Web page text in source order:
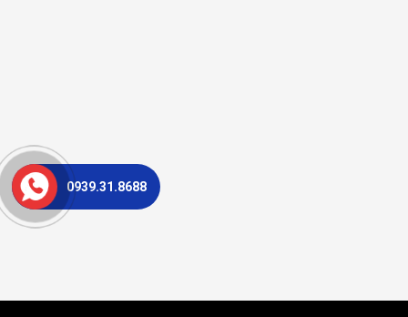
0939.31.8688